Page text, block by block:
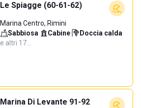
Le Spiagge (60-61-62)
Marina Centro, Rimini
Sabbiosa· Cabine· Doccia calda·
e altri 17…
Marina Di Levante 91-92